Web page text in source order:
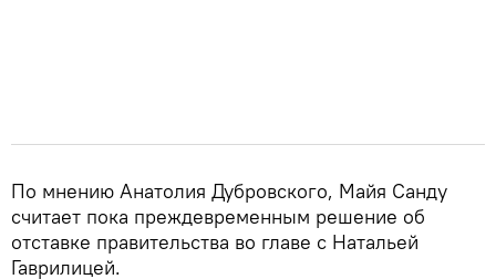
По мнению Анатолия Дубровского, Майя Санду
считает пока преждевременным решение об
отставке правительства во главе с Натальей
Гаврилицей.